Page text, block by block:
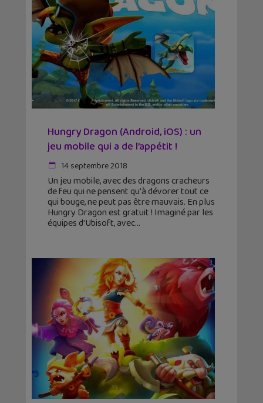
Hungry Dragon (Android, iOS) : un
jeu mobile qui a de l’appétit !
14 septembre 2018
Un jeu mobile, avec des dragons cracheurs
de feu qui ne pensent qu'à dévorer tout ce
qui bouge, ne peut pas être mauvais. En plus
Hungry Dragon est gratuit ! Imaginé par les
équipes d'Ubisoft, avec